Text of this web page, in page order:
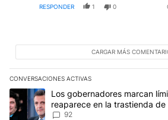
RESPONDER 1 0
CARGAR MÁS
CONVERSACIONES ACTIVAS
Este listado muestra los artículos con
Un artículo de tendencia con el título
Los gobernadores marcan
reaparece en la trastienda
92